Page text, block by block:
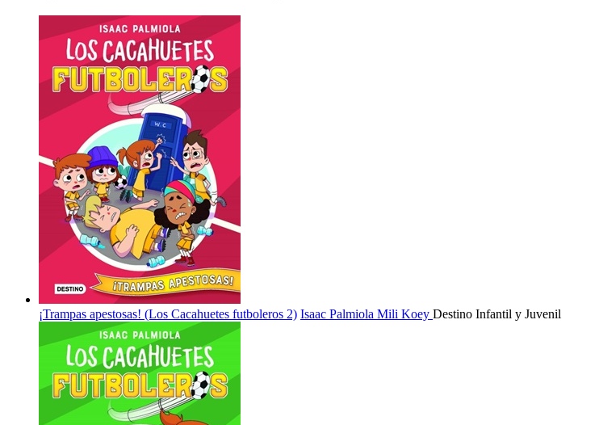
¡Trampas apestosas! (Los Cacahuetes futboleros 2) Isaac Palmiola Mili Koey Destino Infantil y Juvenil